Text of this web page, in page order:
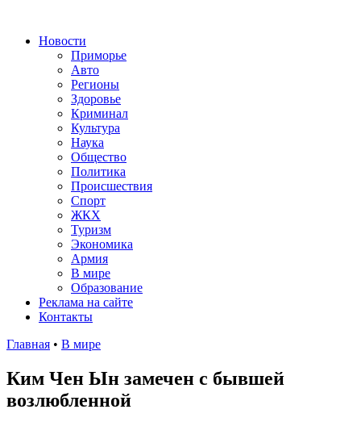
Новости
Приморье
Авто
Регионы
Здоровье
Криминал
Культура
Наука
Общество
Политика
Происшествия
Спорт
ЖКХ
Туризм
Экономика
Армия
В мире
Образование
Реклама на сайте
Контакты
Главная • В мире
Ким Чен Ын замечен с бывшей
возлюбленной